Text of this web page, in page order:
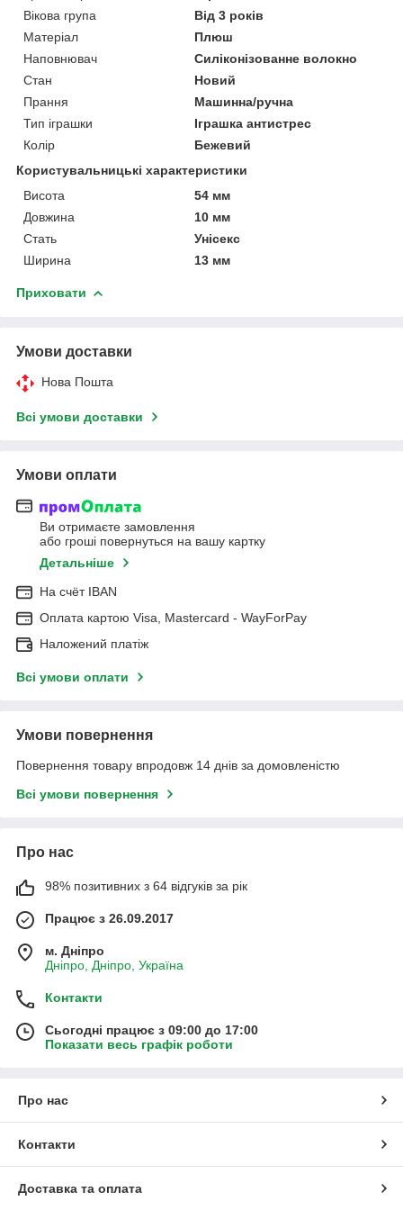
Вікова група
Від 3 років
Матеріал
Плюш
Наповнювач
Силіконізованне волокно
Стан
Новий
Прання
Машинна/ручна
Тип іграшки
Іграшка антистрес
Колір
Бежевий
Користувальницькі характеристики
Висота
54 мм
Довжина
10 мм
Стать
Унісекс
Ширина
13 мм
Приховати
Умови доставки
Нова Пошта
Всі умови доставки
Умови оплати
Ви отримаєте замовлення
або гроші повернуться на вашу картку
Детальніше
На cчёт IBAN
Оплата картою Visa, Mastercard - WayForPay
Наложений платіж
Всі умови оплати
Умови повернення
Повернення товару впродовж 14 днів за домовленістю
Всі умови повернення
Про нас
98% позитивних з 64 відгуків за рік
Працює з 26.09.2017
м. Дніпро
Дніпро, Дніпро, Україна
Контакти
Сьогодні працює з 09:00 до 17:00
Показати весь графік роботи
Про нас
Контакти
Доставка та оплата